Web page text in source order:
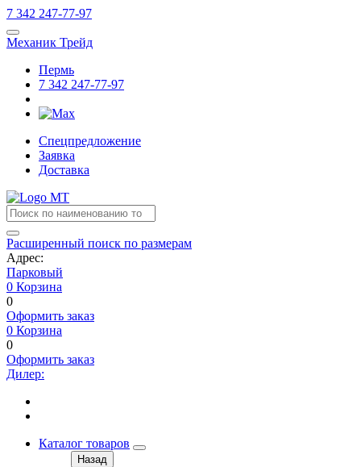
7 342 247-77-97
Механик Трейд
Пермь
7 342 247-77-97
Спецпредложение
Заявка
Доставка
Расширенный поиск по размерам
Адрес:
Парковый
0 Корзина
0
Оформить заказ
0 Корзина
0
Оформить заказ
Дилер:
Каталог товаров
Назад